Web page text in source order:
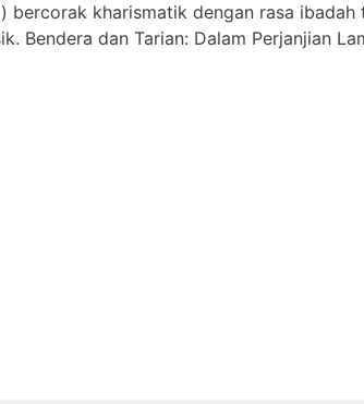
bercorak kharismatik dengan rasa
Bendera dan Tarian: Dalam Perjanjian